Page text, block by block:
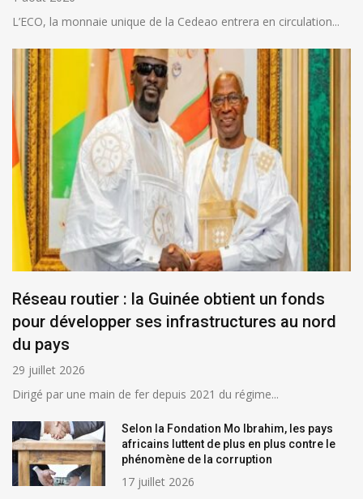
L’ECO, la monnaie unique de la Cedeao entrera en circulation...
Réseau routier : la Guinée obtient un fonds
pour développer ses infrastructures au nord
du pays
29 juillet 2026
Dirigé par une main de fer depuis 2021 du régime...
Selon la Fondation Mo Ibrahim, les pays
africains luttent de plus en plus contre le
phénomène de la corruption
17 juillet 2026